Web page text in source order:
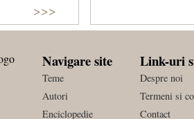
>>>
Navigare site
Teme
Autori
Enciclopedie
Link-uri
Despre noi
Termeni si
Contact